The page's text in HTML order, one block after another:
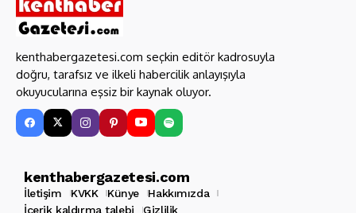
kenthabergazetesi.com seçkin editör kadrosuyla
doğru, tarafsız ve ilkeli habercilik anlayışıyla
okuyucularına eşsiz bir kaynak oluyor.
kenthabergazetesi.com
İletişim KVKK Künye
Hakkımızda
İçerik kaldırma talebi
Gizlilik